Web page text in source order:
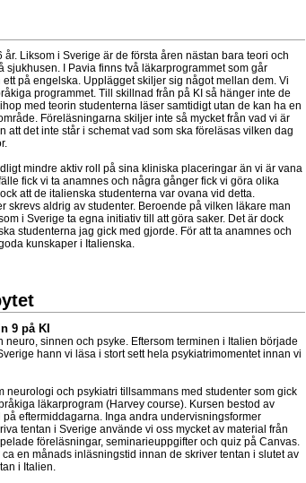
Liksom i Sverige är de första åren nästan bara teori och
sjukhusen. I Pavia finns två läkarprogrammet som går
på engelska. Upplägget skiljer sig något mellan dem. Vi
programmet. Till skillnad från på KI så hänger inte de
med teorin studenterna läser samtidigt utan de kan ha en
Föreläsningarna skiljer inte så mycket från vad vi är
att det inte står i schemat vad som ska föreläsas vilken dag
mindre aktiv roll på sina kliniska placeringar än vi är vana
fick vi ta anamnes och några gånger fick vi göra olika
att de italienska studenterna var ovana vid detta.
skrevs aldrig av studenter. Beroende på vilken läkare man
i Sverige ta egna initiativ till att göra saker. Det är dock
studenterna jag gick med gjorde. För att ta anamnes och
kunskaper i Italienska.
9 på KI
neuro, sinnen och psyke. Eftersom terminen i Italien började
hann vi läsa i stort sett hela psykiatrimomentet innan vi
neurologi och psykiatri tillsammans med studenter som gick
läkarprogram (Harvey course). Kursen bestod av
eftermiddagarna. Inga andra undervisningsformer
tentan i Sverige använde vi oss mycket av material från
föreläsningar, seminarieuppgifter och quiz på Canvas.
en månads inläsningstid innan de skriver tentan i slutet av
i Italien.